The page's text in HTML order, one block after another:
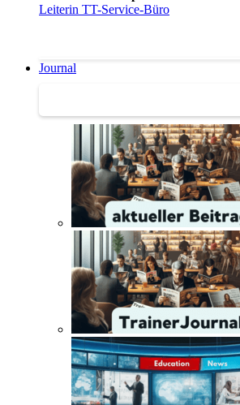
Leiterin TT-Service-Büro
Journal